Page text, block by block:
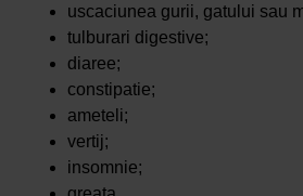
uscaciunea gurii, gatului sau
tulburari digestive;
diaree;
constipatie;
ameteli;
vertij;
insomnie;